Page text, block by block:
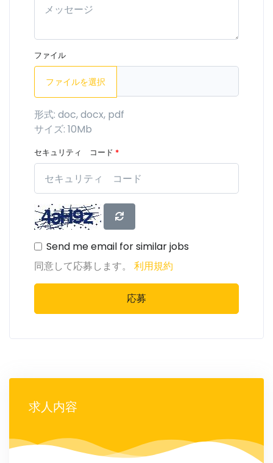
ファイル
ファイルを選択
形式: doc, docx, pdf
サイズ: 10Mb
セキュリティ コード *
Send me email for similar jobs
同意して応募します。 利用規約
応募
求人内容